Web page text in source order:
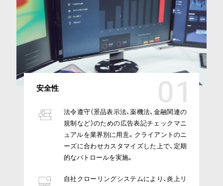
安全性
法令遵守（景品表示法、薬機法、金融関連の
規制など）のための広告表記チェックマニ
ュアルを業界別に用意。クライアントのニ
ーズに合わせカスタマイズした上で、定期
的なパトロールを実施。
自社クローリングシステムにより、炎上リ